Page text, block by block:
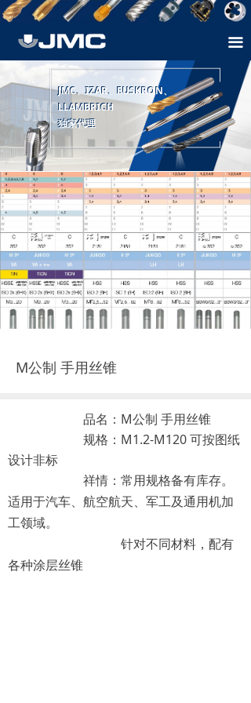
끀
首页
关于速比
产品介绍
样本下载
技术支持
联系方式
JMC、IZAR、EUSKRON、
LLAMBRICH
独家代理
JMC、IZAR、EUSKRON、
LLAMBRICH
独家代理
M公制 手用丝锥
品名：M公制 手用丝锥
规格：M1.2-M120 可按图纸
设计非标
祥情： 常用规格备有库存。
适用于汽车、航空航天、军工及通用机加
工领域。
针对不同材料，配有
各种涂层丝锥